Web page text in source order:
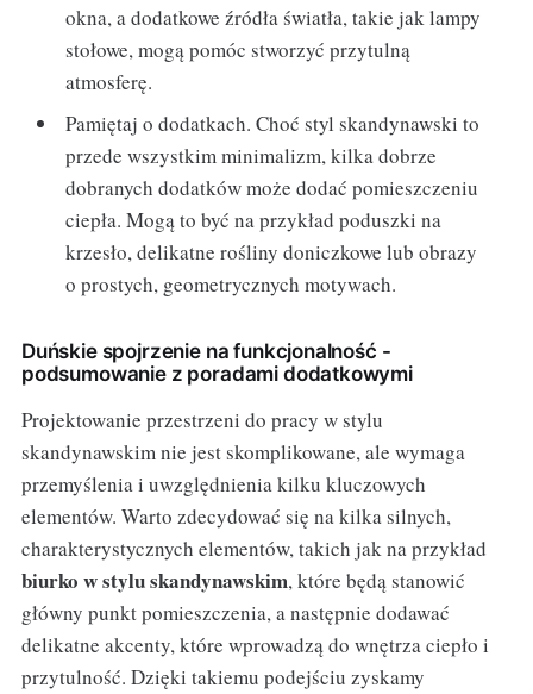
okna, a dodatkowe źródła światła, takie jak lampy
stołowe, mogą pomóc stworzyć przytulną
atmosferę.
Pamiętaj o dodatkach. Choć styl skandynawski to
przede wszystkim minimalizm, kilka dobrze
dobranych dodatków może dodać pomieszczeniu
ciepła. Mogą to być na przykład poduszki na
krzesło, delikatne rośliny doniczkowe lub obrazy
o prostych, geometrycznych motywach.
Duńskie spojrzenie na funkcjonalność -
podsumowanie z poradami dodatkowymi
Projektowanie przestrzeni do pracy w stylu
skandynawskim nie jest skomplikowane, ale wymaga
przemyślenia i uwzględnienia kilku kluczowych
elementów. Warto zdecydować się na kilka silnych,
charakterystycznych elementów, takich jak na przykład
biurko w stylu skandynawskim, które będą stanowić
główny punkt pomieszczenia, a następnie dodawać
delikatne akcenty, które wprowadzą do wnętrza ciepło i
przytulność. Dzięki takiemu podejściu zyskamy